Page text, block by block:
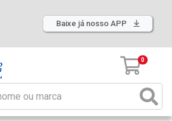
Baixe já nosso APP
0